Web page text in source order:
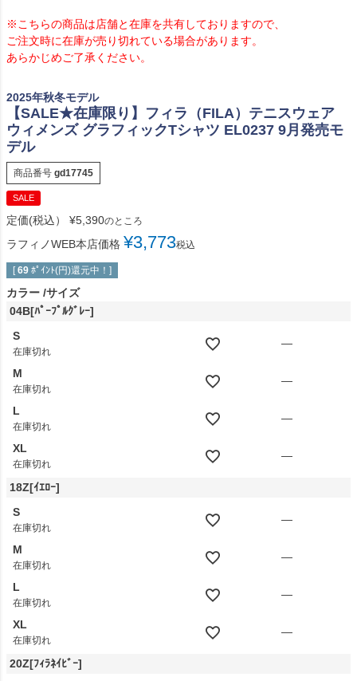
※こちらの商品は店舗と在庫を共有しておりますので、
ご注文時に在庫が売り切れている場合があります。
あらかじめご了承ください。
2025年秋冬モデル
【SALE★在庫限り】フィラ（FILA）テニスウェア
ウィメンズ グラフィックTシャツ EL0237 9月発売モ
デル
商品番号 gd17745
SALE
定価(税込） ¥5,390のところ
ラフィノWEB本店価格 ¥3,773税込
[ 69 ﾎﾟｲﾝﾄ(円)還元中！]
カラー サイズ
04B[ﾊﾟｰﾌﾟﾙｸﾞﾚｰ]
S
在庫切れ
—
M
在庫切れ
—
L
在庫切れ
—
XL
在庫切れ
—
18Z[ｲｴﾛｰ]
S
在庫切れ
—
M
在庫切れ
—
L
在庫切れ
—
XL
在庫切れ
—
20Z[ﾌｨﾗﾈｲﾋﾞｰ]